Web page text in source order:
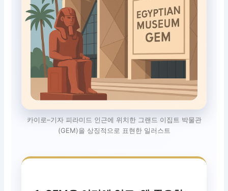
카이로–기자 피라미드 인근에 위치한 그랜드 이집트 박물관
(GEM)을 상징적으로 표현한 일러스트